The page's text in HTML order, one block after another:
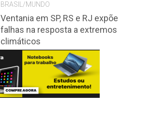
BRASIL/MUNDO
Ventania em SP, RS e RJ expõe
falhas na resposta a extremos
climáticos